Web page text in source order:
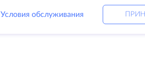
Условия обслуживания